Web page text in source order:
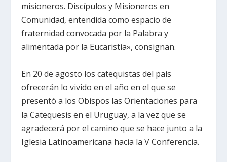
misioneros. Discípulos y Misioneros en
Comunidad, entendida como espacio de
fraternidad convocada por la Palabra y
alimentada por la Eucaristía», consignan.
En 20 de agosto los catequistas del país
ofrecerán lo vivido en el año en el que se
presentó a los Obispos las Orientaciones para
la Catequesis en el Uruguay, a la vez que se
agradecerá por el camino que se hace junto a la
Iglesia Latinoamericana hacia la V Conferencia.